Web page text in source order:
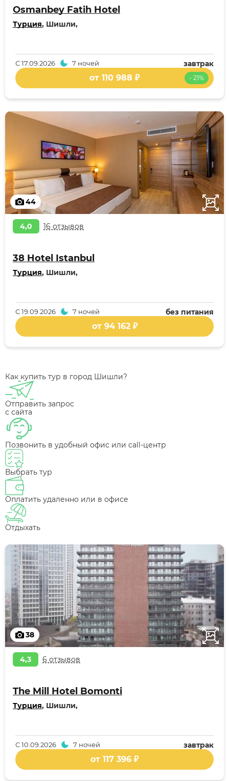
Osmanbey Fatih Hotel
Турция, Шишли,
завтрак
С17.09.2026 7 ночей
- 21%
от 110 988 ₽
44
4,0 16 отзывов
38 Hotel Istanbul
Турция, Шишли,
без питания
С19.09.2026 7 ночей
от 94 162 ₽
Как купить тур в город Шишли?
Отправить запрос
с сайта
Позвонить в удобный офис или call-центр
Выбрать тур
Оплатить удаленно или в офисе
Отдыхать
38
4,3 6 отзывов
The Mill Hotel Bomonti
Турция, Шишли,
завтрак
С10.09.2026 7 ночей
от 117 396 ₽